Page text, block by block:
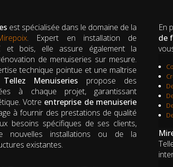
est spécialisée dans le domaine de la
. Expert en installation de
et bois, elle assure également la
de menuiseries sur mesure.
technique pointue et une maîtrise
Tellez Menuiseries propose des
à chaque projet, garantissant
Votre entreprise de menuiserie
à fournir des prestations de qualité
besoins spécifiques de ses clients,
nouvelles installations ou de la
existantes.
En
de